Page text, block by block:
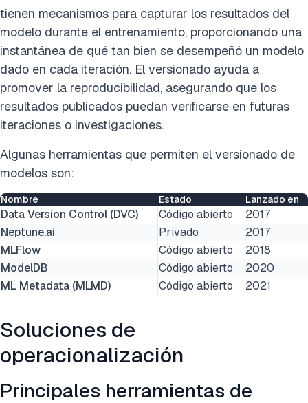
tienen mecanismos para capturar los resultados del
modelo durante el entrenamiento, proporcionando una
instantánea de qué tan bien se desempeñó un modelo
dado en cada iteración. El versionado ayuda a
promover la reproducibilidad, asegurando que los
resultados publicados puedan verificarse en futuras
iteraciones o investigaciones.
Algunas herramientas que permiten el versionado de
modelos son:
Nombre Estado Lanzado en
Data Version Control (DVC) Código abierto
2017
Neptune.ai
Privado
2017
MLFlow
Código abierto
2018
ModelDB
Código abierto
2020
ML Metadata (MLMD)
Código abierto 2021
Soluciones de
operacionalización
Principales herramientas de